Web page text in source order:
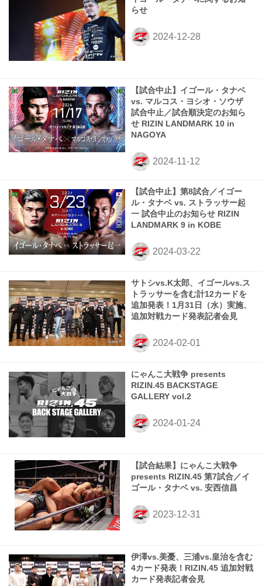
らせ
【試合中止】イゴール・タナベ
vs. マルコス・ヨシオ・ソウザ
試合中止／試合順決定のお知ら
せ RIZIN LANDMARK 10 in
NAGOYA
【試合中止】第8試合／イゴー
ル・タナベ vs. ストラッサー起
一 試合中止のお知らせ RIZIN
LANDMARK 9 in KOBE
サトシvs.K太郎、イゴールvs.ス
トラッサーを含む計12カードを
追加発表！1月31日（水）実施、
追加対戦カード発表記者会見
にゃんこ大戦争 presents
RIZIN.45 BACKSTAGE
GALLERY vol.2
【試合結果】にゃんこ大戦争
presents RIZIN.45 第7試合／イ
ゴール・タナベ vs. 安西信昌
伊澤vs.美憂、三浦vs.皇治を含む
4カード発表！RIZIN.45 追加対戦
カード発表記者会見